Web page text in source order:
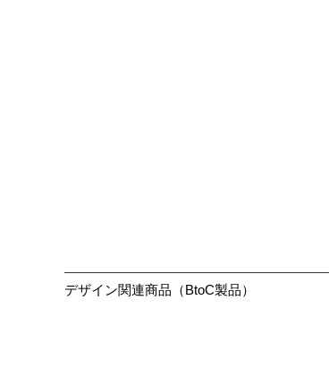
デザイン関連商品（BtoC製品）